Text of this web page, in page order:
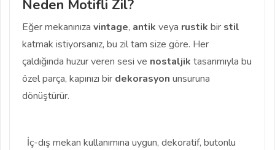
Neden Motifli Zil?
Eğer mekanınıza vintage, antik veya rustik bir stil
katmak istiyorsanız, bu zil tam size göre. Her
çaldığında huzur veren sesi ve nostaljik tasarımıyla bu
özel parça, kapınızı bir dekorasyon unsuruna
dönüştürür.
İç-dış mekan kullanımına uygun, dekoratif, butonlu